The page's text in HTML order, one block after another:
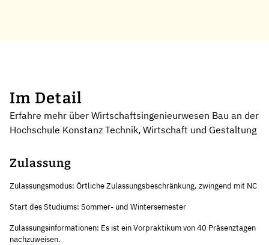
Im Detail
Erfahre mehr über Wirtschaftsingenieurwesen Bau an der
Hochschule Konstanz Technik, Wirtschaft und Gestaltung
Zulassung
Zulassungsmodus: Örtliche Zulassungsbeschränkung, zwingend mit NC
Start des Studiums: Sommer- und Wintersemester
Zulassungsinformationen: Es ist ein Vorpraktikum von 40 Präsenztagen
nachzuweisen.